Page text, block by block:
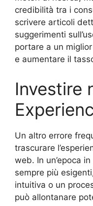
credibilità tra i
scrivere articoli
suggerimenti
portare a un
e aumentare il
Investire
Un altro errore
trascurare
web. In un’epoca
sempre più
intuitiva o un
può allontanare